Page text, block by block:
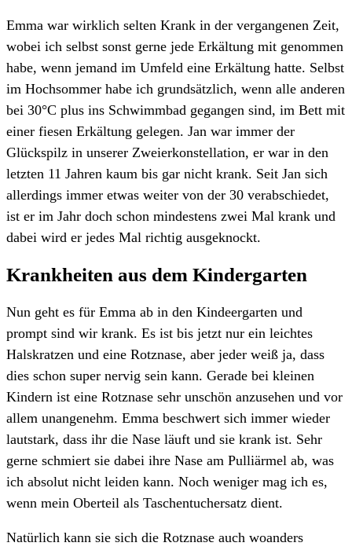
Emma war wirklich selten Krank in der vergangenen Zeit,
wobei ich selbst sonst gerne jede Erkältung mit genommen
habe, wenn jemand im Umfeld eine Erkältung hatte. Selbst
im Hochsommer habe ich grundsätzlich, wenn alle anderen
bei 30°C plus ins Schwimmbad gegangen sind, im Bett mit
einer fiesen Erkältung gelegen. Jan war immer der
Glückspilz in unserer Zweierkonstellation, er war in den
letzten 11 Jahren kaum bis gar nicht krank. Seit Jan sich
allerdings immer etwas weiter von der 30 verabschiedet,
ist er im Jahr doch schon mindestens zwei Mal krank und
dabei wird er jedes Mal richtig ausgeknockt.
Krankheiten aus dem Kindergarten
Nun geht es für Emma ab in den Kindeergarten und
prompt sind wir krank. Es ist bis jetzt nur ein leichtes
Halskratzen und eine Rotznase, aber jeder weiß ja, dass
dies schon super nervig sein kann. Gerade bei kleinen
Kindern ist eine Rotznase sehr unschön anzusehen und vor
allem unangenehm. Emma beschwert sich immer wieder
lautstark, dass ihr die Nase läuft und sie krank ist. Sehr
gerne schmiert sie dabei ihre Nase am Pulliärmel ab, was
ich absolut nicht leiden kann. Noch weniger mag ich es,
wenn mein Oberteil als Taschentuchersatz dient.
Natürlich kann sie sich die Rotznase auch woanders